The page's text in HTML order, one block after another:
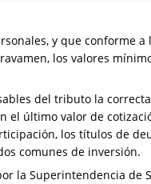
y que conforme
los valores
del tributo la
último valor de
los títulos de
comunes de inversión.
la Superintendencia de